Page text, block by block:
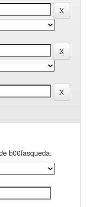
b00fasqueda.